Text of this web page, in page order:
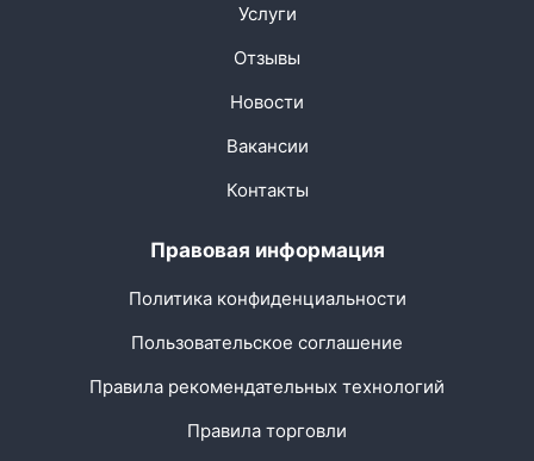
Услуги
Отзывы
Новости
Вакансии
Контакты
Правовая информация
Политика конфиденциальности
Пользовательское соглашение
Правила рекомендательных технологий
Правила торговли